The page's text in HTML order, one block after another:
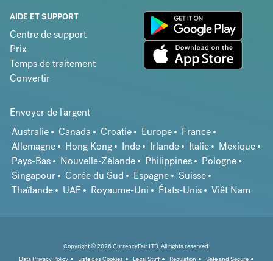
AIDE ET SUPPORT
Centre de support
Prix
Temps de traitement
Convertir
Envoyer de l'argent
Australie
Canada Croatie Europe
France
Allemagne
Hong Kong Inde Irlande Italie
Mexique
Pays-Bas
Nouvelle-Zélande Philippines
Pologne
Singapour
Corée du Sud Espagne
Suisse
Thaïlande
UAE Royaume-Uni États-Unis Viêt Nam
Copyright © 2026 CurrencyFair LTD. All rights reserved.
Data Privacy Policy
Liste des Cookies Legal Stuff Regulation
Safe and Secure